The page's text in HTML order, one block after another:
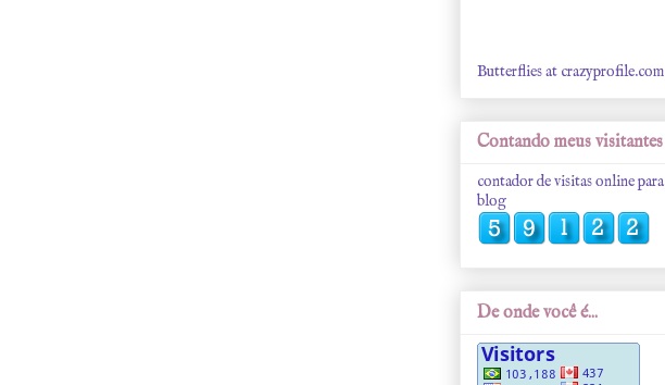
Butterflies at crazyprofile.com
Contando meus visitantes
contador de visitas online para
blog
De onde você é...